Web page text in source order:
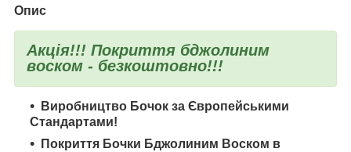
Опис
Акція!!! Покриття бджолиним
воском - безкоштовно!!!
Виробництво Бочок за Європейськими
Стандартами!
Покриття Бочки Бджолиним Воском в